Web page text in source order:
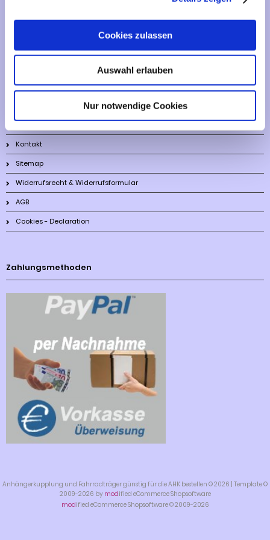
Cookies zulassen
Auswahl erlauben
Nur notwendige Cookies
Vertrag widerrufen
Informationen
Liefer- und Versandkosten
Privatsphäre und Datenschutz
Impressum
Kontakt
Sitemap
Widerrufsrecht & Widerrufsformular
AGB
Cookies - Declaration
Zahlungsmethoden
Anhängerkupplung und Fahrradträger günstig für die AHK bestellen © 2026 | Template ©
2009-2026 by modified eCommerce Shopsoftware
modified eCommerce Shopsoftware © 2009-2026